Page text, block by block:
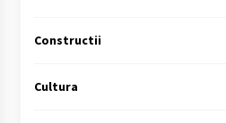
Constructii
Cultura